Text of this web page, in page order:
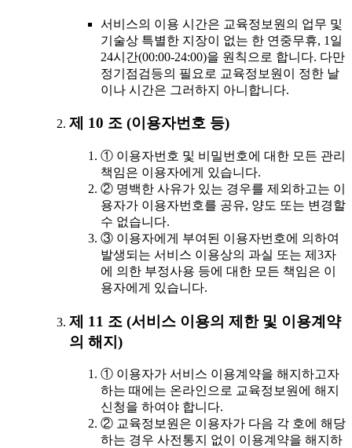
서비스의 이용 시간은 교육정보원의 업무 및
기술상 특별한 지장이 없는 한 연중무휴, 1일
24시간(00:00-24:00)을 원칙으로 합니다. 다만
정기점검등의 필요로 교육정보원이 정한 날
이나 시간은 그러하지 아니합니다.
제 10 조 (이용자번호 등)
① 이용자번호 및 비밀번호에 대한 모든 관리
책임은 이용자에게 있습니다.
② 명백한 사유가 있는 경우를 제외하고는 이
용자가 이용자번호를 공유, 양도 또는 변경할
수 없습니다.
③ 이용자에게 부여된 이용자번호에 의하여
발생되는 서비스 이용상의 과실 또는 제3자
에 의한 부정사용 등에 대한 모든 책임은 이
용자에게 있습니다.
제 11 조 (서비스 이용의 제한 및 이용계약
의 해지)
① 이용자가 서비스 이용계약을 해지하고자
하는 때에는 온라인으로 교육정보원에 해지
신청을 하여야 합니다.
② 교육정보원은 이용자가 다음 각 호에 해당
하는 경우 사전통지 없이 이용계약을 해지하